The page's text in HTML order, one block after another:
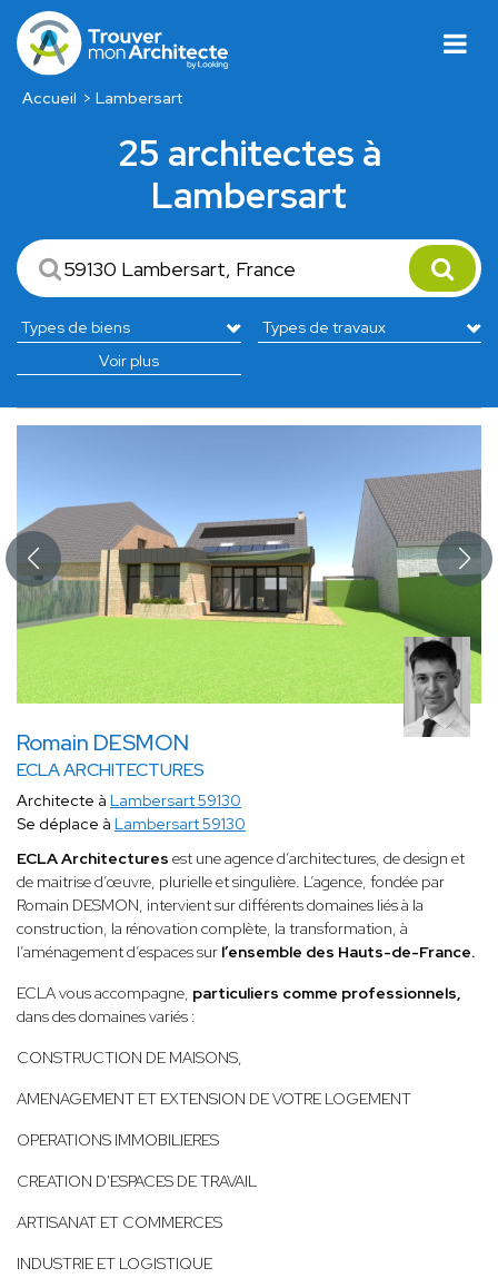
Accueil Lambersart
25 architectes à
Lambersart
Voir plus
Romain DESMON
ECLA ARCHITECTURES
Architecte à Lambersart 59130
Se déplace à Lambersart 59130
ECLA Architectures est une agence d’architectures, de design et
de maitrise d’œuvre, plurielle et singulière. L’agence, fondée par
Romain DESMON, intervient sur différents domaines liés à la
construction, la rénovation complète, la transformation, à
l’aménagement d’espaces sur l’ensemble des Hauts-de-France.
ECLA vous accompagne, particuliers comme professionnels,
dans des domaines variés :
CONSTRUCTION DE MAISONS,
AMENAGEMENT ET EXTENSION DE VOTRE LOGEMENT
OPERATIONS IMMOBILIERES
CREATION D'ESPACES DE TRAVAIL
ARTISANAT ET COMMERCES
INDUSTRIE ET LOGISTIQUE